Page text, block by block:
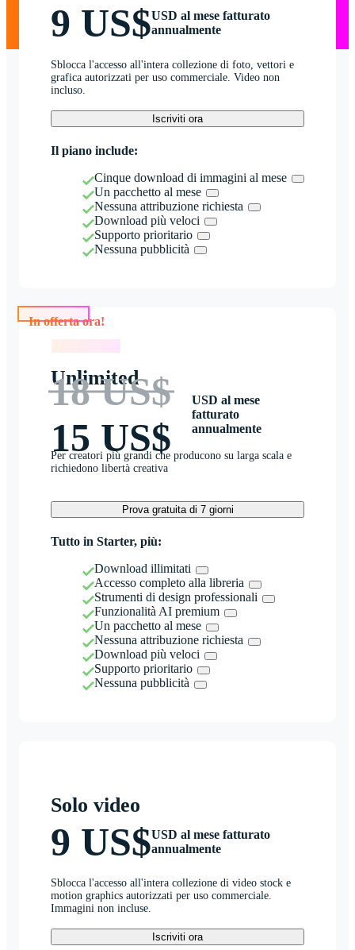
9 US$USD al mese fatturato
annualmente
Sblocca l'accesso all'intera collezione di foto, vettori e
grafica autorizzati per uso commerciale. Video non
incluso.
Iscriviti ora
Il piano include:
Cinque download di immagini al mese
Un pacchetto al mese
Nessuna attribuzione richiesta
Download più veloci
Supporto prioritario
Nessuna pubblicità
Unlimited
18 US$
15 US$
USD al mese
fatturato
annualmente
Per creatori più grandi che producono su larga scala e
richiedono libertà creativa
Prova gratuita di 7 giorni
Tutto in Starter, più:
Download illimitati
Accesso completo alla libreria
Strumenti di design professionali
Funzionalità AI premium
Un pacchetto al mese
Nessuna attribuzione richiesta
Download più veloci
Supporto prioritario
Nessuna pubblicità
Solo video
9 US$USD al mese fatturato
annualmente
Sblocca l'accesso all'intera collezione di video stock e
motion graphics autorizzati per uso commerciale.
Immagini non incluse.
Iscriviti ora